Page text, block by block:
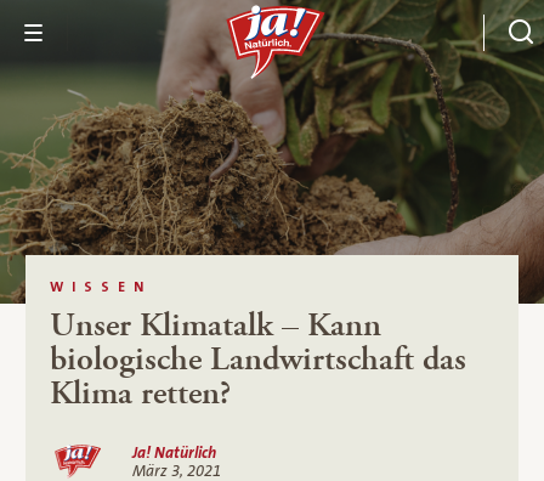
WISSEN
Unser Klimatalk – Kann
biologische Landwirtschaft das
Klima retten?
Ja! Natürlich
März 3, 2021